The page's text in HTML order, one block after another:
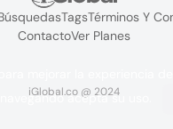
TagsTérminos Y
ContactoVer Planes
iGlobal.co @ 2024
navegando acepta su uso.